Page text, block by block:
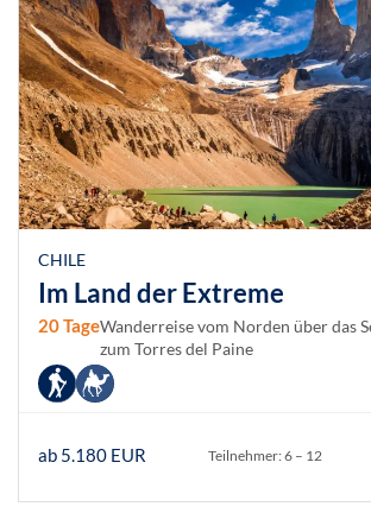
CHILE
Im Land der Extreme
20 TageWanderreise vom Norden über das
zum Torres del Paine
ab 5.180 EUR Teilnehmer: 6 – 12